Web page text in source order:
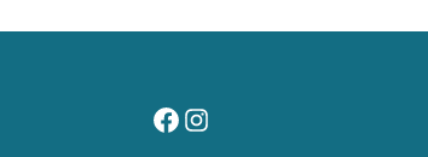
visitez notre page facebook
suivez notre compte